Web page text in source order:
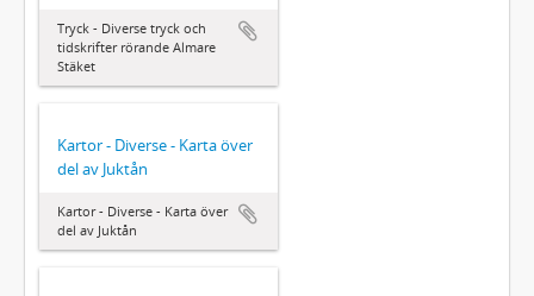
Tryck - Diverse tryck och
tidskrifter rörande Almare
Stäket
Kartor - Diverse - Karta över
del av Juktån
Kartor - Diverse - Karta över
del av Juktån